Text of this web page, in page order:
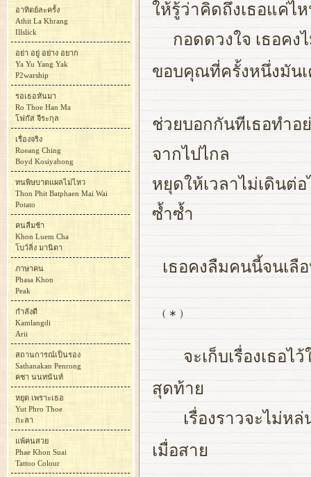
ให้รู้ว่าคิดถึงเธอแค่ไ
กอดดวงใจ เธอค
ขอบคุณที่ครั้งหนึ่งมันเ
ช่วยบอกกันทีเธอทำอ
จากไปไกล
หยุดให้เวลาไม่เดินต่
ซ้ำซ้ำ
เธอคงลืมคนนี้จนเลื
( ∗ )
จะเก็บเรื่องเธอ
สุดท้าย
เรื่องราวจะไม่ห
เมื่อสาย
อาทิตย์ละครั้ง
Athit La Khrang
Illslick
อย่า อยู่ อย่าง อยาก
Ya Yu Yang Yak
P2warship
รอเธอหันมา
Ro Thoe Han Ma
โฟกัส จีระกุล
เรื่องจริง
Rueang Ching
Boyd Kosiyabong
ทนพิษบาดแผลไม่ไหว
Thon Phit Batphaen Mai Wai
Potato
คนลืมช้า
Khon Luem Cha
โบว์ลิ่ง มานิดา
ภาษาคน
Phasa Khon
Peak
กำลังดี
Kamlangdi
Arii
สถานการณ์เป็นรอง
Sathanakan Penrong
คชา นนทนันท์
หยุด เพราะเธอ
Yut Phro Thoe
กะลา
แพ้คนสวย
Phae Khon Suai
Tattoo Colour